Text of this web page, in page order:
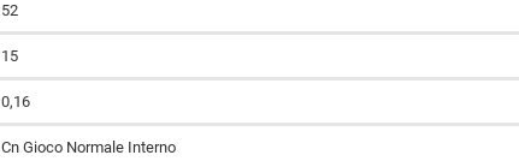
52
15
0,16
Cn Gioco Normale Interno